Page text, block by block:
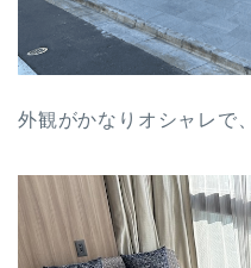
外観がかなりオシャレで